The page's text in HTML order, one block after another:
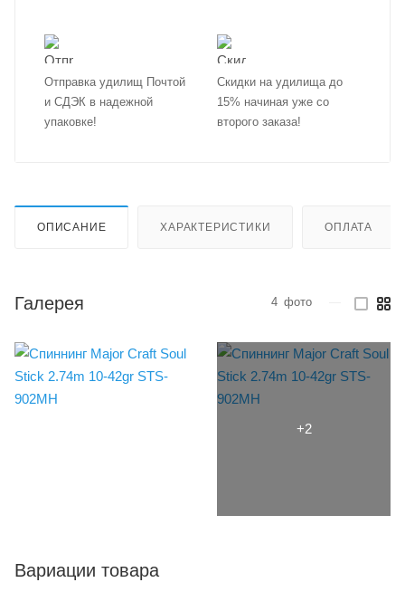
Отправка удилищ Почтой
и СДЭК в надежной
упаковке!
Скидки на удилища до
15% начиная уже со
второго заказа!
ОПИСАНИЕ ХАРАКТЕРИСТИКИ ОПЛАТА
Галерея 4 фото
Вариации товара